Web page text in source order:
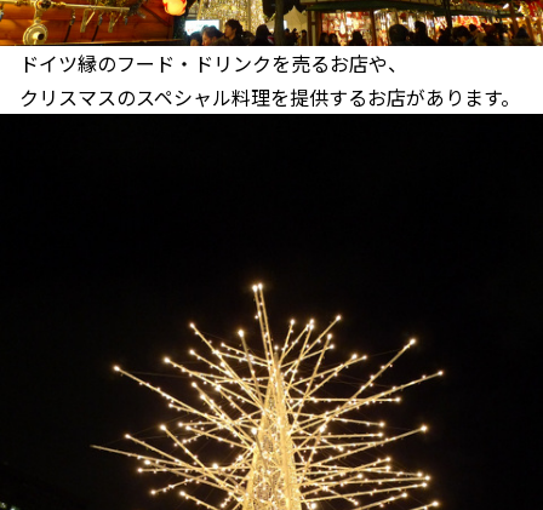
ドイツ縁のフード・ドリンクを売るお店や、
クリスマスのスペシャル料理を提供するお店があります。